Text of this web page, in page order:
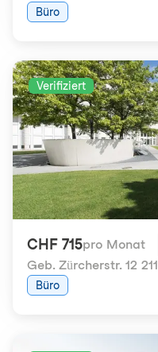
Büro
Verifiziert
CHF 715pro Monat
Geb. Zürcherstr. 12 211
Büro